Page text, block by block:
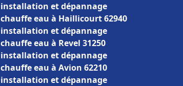
installation et dépannage
chauffe eau à Haillicourt 62940
installation et dépannage
chauffe eau à Revel 31250
installation et dépannage
chauffe eau à Avion 62210
installation et dépannage